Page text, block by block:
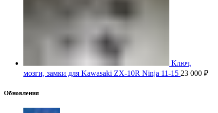
Ключ,
мозги, замки для Kawasaki ZX-10R Ninja 11-15 23 000 ₽
Обновления